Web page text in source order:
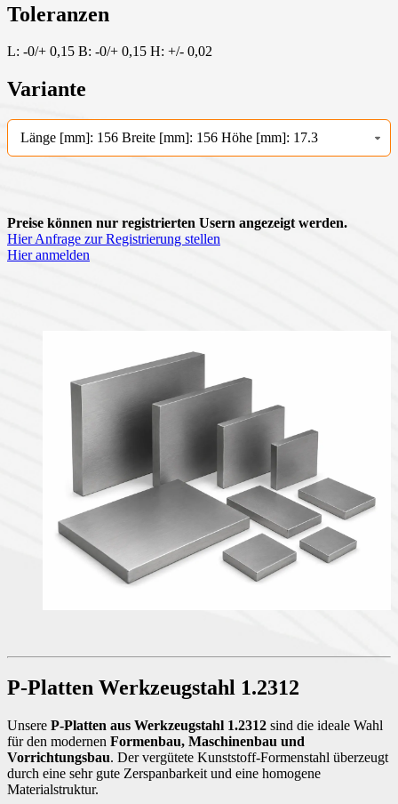
Toleranzen
L: -0/+ 0,15 B: -0/+ 0,15 H: +/- 0,02
Variante
Länge [mm]: 156 Breite [mm]: 156 Höhe [mm]: 17.3
Preise können nur registrierten Usern angezeigt werden.
Hier Anfrage zur Registrierung stellen
Hier anmelden
P-Platten Werkzeugstahl 1.2312
Unsere P-Platten aus Werkzeugstahl 1.2312 sind die ideale Wahl
für den modernen Formenbau, Maschinenbau und
Vorrichtungsbau. Der vergütete Kunststoff-Formenstahl überzeugt
durch eine sehr gute Zerspanbarkeit und eine homogene
Materialstruktur.